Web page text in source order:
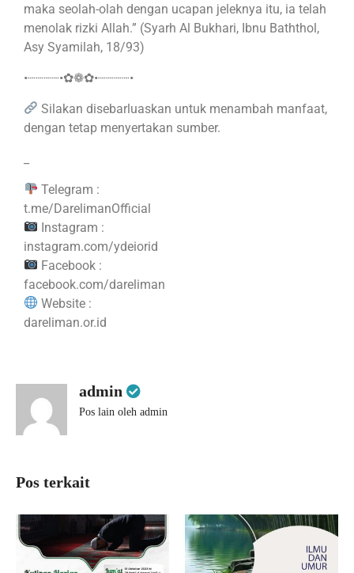
maka seolah-olah dengan ucapan jeleknya itu, ia telah
menolak rizki Allah.” (Syarh Al Bukhari, Ibnu Baththol,
Asy Syamilah, 18/93)
•┈┈┈┈•✿❁✿•┈┈┈┈•
Silakan disebarluaskan untuk menambah manfaat,
dengan tetap menyertakan sumber.
Telegram :
t.me/DarelimanOfficial
Instagram :
instagram.com/ydeiorid
Facebook :
facebook.com/dareliman
Website :
dareliman.or.id
admin
Pos lain oleh admin
Pos terkait